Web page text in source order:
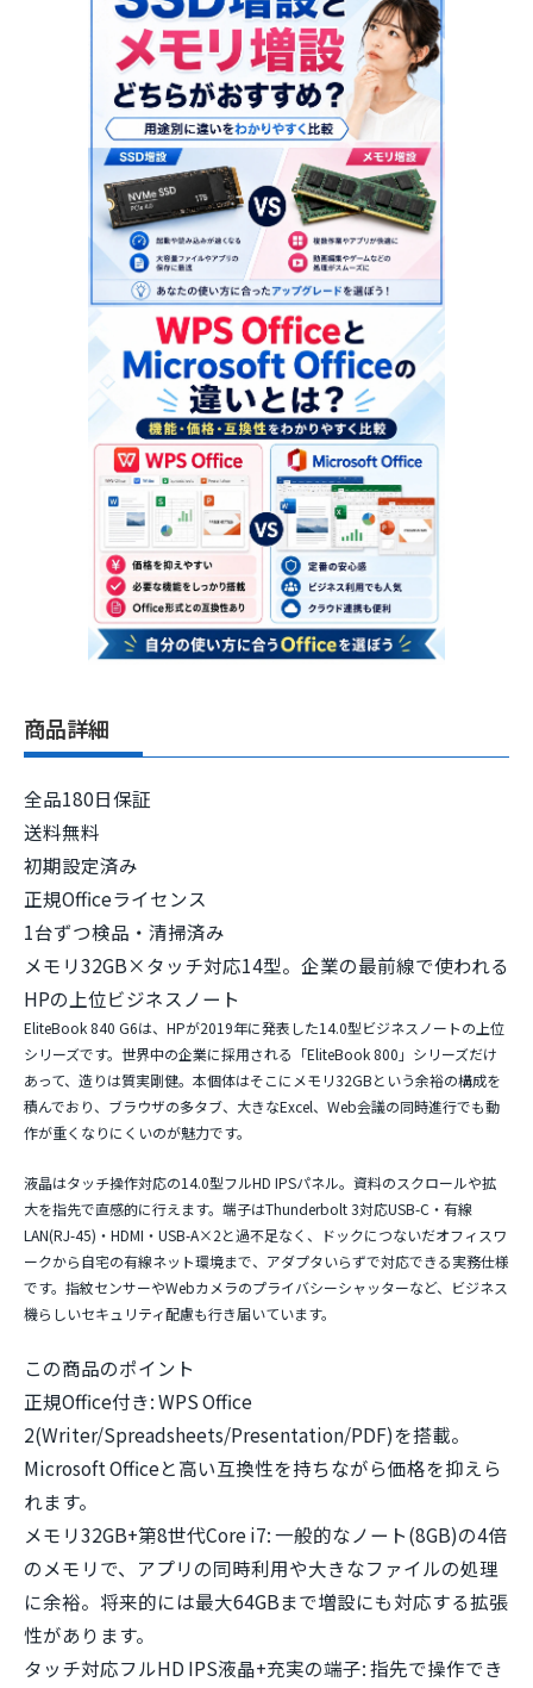
商品詳細
全品180日保証
送料無料
初期設定済み
正規Officeライセンス
1台ずつ検品・清掃済み
メモリ32GB×タッチ対応14型。企業の最前線で使われる
HPの上位ビジネスノート
EliteBook 840 G6は、HPが2019年に発表した14.0型ビジネスノートの上位
シリーズです。世界中の企業に採用される「EliteBook 800」シリーズだけ
あって、造りは質実剛健。本個体はそこに メモリ32GBという余裕の構成を
積んでおり、ブラウザの多タブ、大きなExcel、Web会議の同時進行でも動
作が重くなりにくいのが魅力です。
液晶はタッチ操作対応の14.0型フルHD IPSパネル。資料のスクロールや拡
大を指先で直感的に行えます。端子はThunderbolt 3対応USB-C・有線
LAN(RJ-45)・HDMI・USB-A×2と過不足なく、ドックにつないだオフィスワ
ークから自宅の有線ネット環境まで、アダプタいらずで対応できる実務仕様
です。指紋センサーやWebカメラのプライバシーシャッターなど、ビジネス
機らしいセキュリティ配慮も行き届いています。
この商品のポイント
正規Office付き:WPS Office
2(Writer/Spreadsheets/Presentation/PDF)を搭載。
Microsoft Officeと高い互換性を持ちながら価格を抑えら
れます。
メモリ32GB+第8世代Core i7:一般的なノート(8GB)の4倍
のメモリで、アプリの同時利用や大きなファイルの処理
に余裕。将来的には最大64GBまで増設にも対応する拡張
性があります。
タッチ対応フルHD IPS液晶+充実の端子:指先で操作でき